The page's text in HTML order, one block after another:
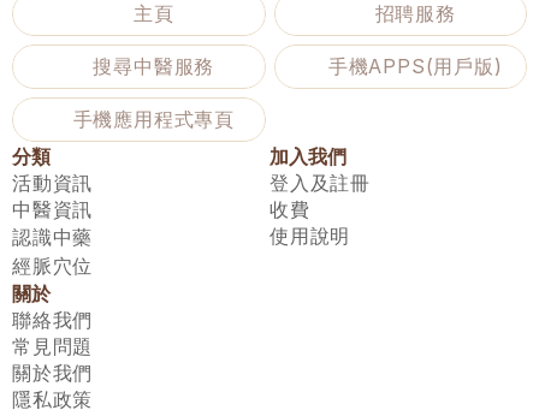
主頁
招聘服務
搜尋中醫服務 手機APPS(用戶版)
手機應用程式專頁
分類
活動資訊
中醫資訊
認識中藥
經脈穴位
加入我們
登入及註冊
收費
使用說明
關於
聯絡我們
常見問題
關於我們
隱私政策